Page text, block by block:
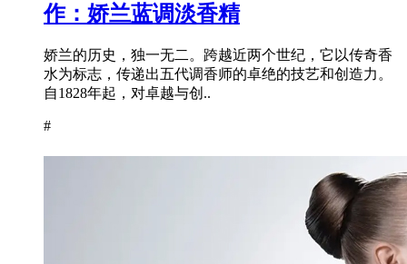
作：娇兰蓝调淡香精
娇兰的历史，独一无二。跨越近两个世纪，它以传奇香
水为标志，传递出五代调香师的卓绝的技艺和创造力。
自1828年起，对卓越与创..
#